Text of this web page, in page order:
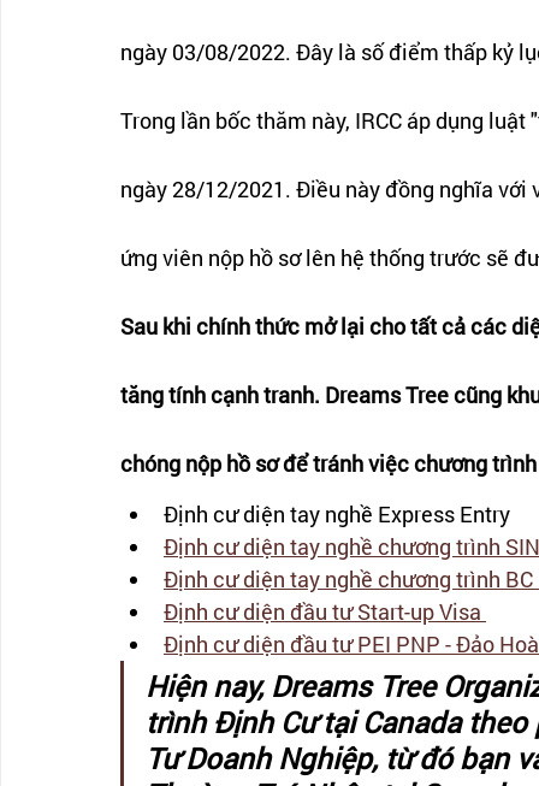
ngày 03/08/2022. Đây là số điểm thấp kỷ
Trong lần bốc thăm này, IRCC áp dụng
ngày 28/12/2021. Điều này đồng nghĩa
ứng viên nộp hồ sơ lên hệ thống trước sẽ
Sau khi chính thức mở lại cho tất cả các
tăng tính cạnh tranh. Dreams Tree cũng
chóng nộp hồ sơ để tránh việc chương
Định cư diện tay nghề Express Entry
Định cư diện tay nghề chương trình
Định cư diện tay nghề chương trình
Định cư diện đầu tư Start-up Visa
Định cư diện đầu tư PEI PNP - Đảo
Hiện nay, Dreams Tree
trình Định Cư tại Canada
Tư Doanh Nghiệp, từ đó bạn